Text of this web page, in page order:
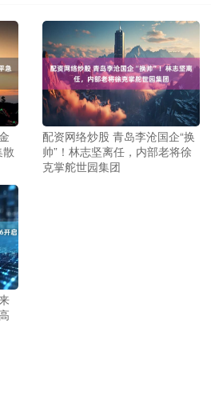
散
配资网络炒股 青岛李沧国企“换
帅”！林志坚离任，内部老将徐
克掌舵世园集团